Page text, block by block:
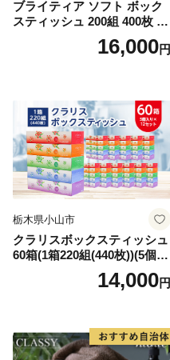
ブライティア ソフト ボック
スティッシュ 200組 400枚 60
箱 日本製 まとめ買い ティッ
シュ リサイクル 長持 防災 常
倶知安町 日用品
16,000円
栃木県小山市
クラリスボックスティッシュ
60箱(1箱220組(440枚))(5個入
り×12セット)【1256759】
14,000円